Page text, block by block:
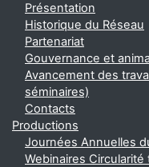
Présentation
Historique du Réseau
Partenariat
Gouvernance et
Avancement des
séminaires)
Contacts
Productions
Journées Annuelles
Webinaires Circularité